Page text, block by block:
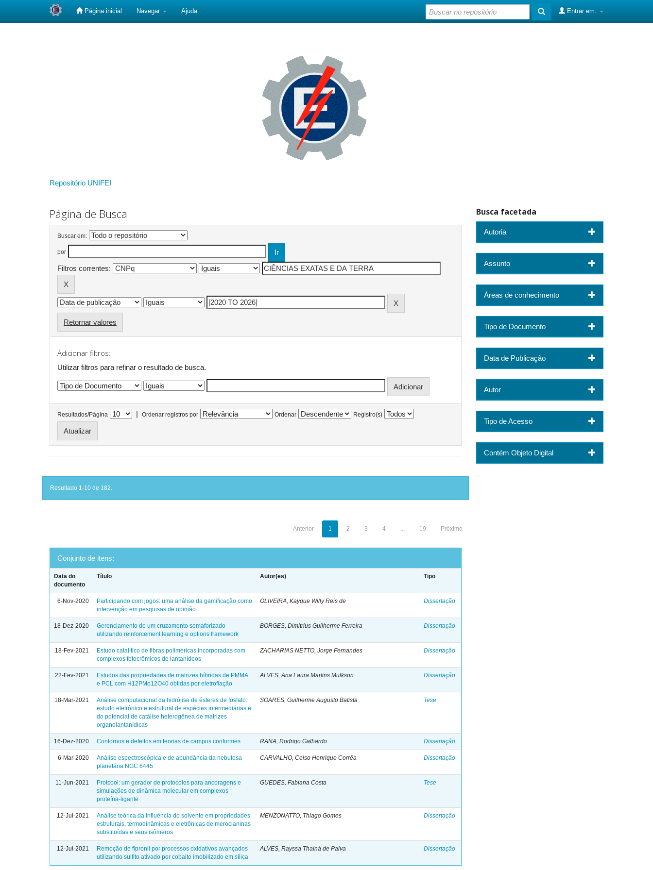
Página inicial Navegar Ajuda Entrar em:
Repositório UNIFEI
Página de Busca
Buscar em:
por
Filtros correntes:
Retornar valores
Adicionar filtros:
Utilizar filtros para refinar o resultado de busca.
Resultados/Página | Ordenar registros por Ordenar Registro(s)
Resultado 1-10 de 182.
Anterior 1 2 3 4 ... 19 Próximo
Conjunto de itens:
Data do
documento
Título Autor(es) Tipo
6-Nov-2020
Participando com jogos: uma análise da gamificação como
intervenção em pesquisas de opinião
OLIVEIRA, Kayque Willy Reis de Dissertação
18-Dez-2020
Gerenciamento de um cruzamento semaforizado
utilizando reinforcement learning e options framework
BORGES, Dimitrius Guilherme Ferreira Dissertação
18-Fev-2021
Estudo catalítico de fibras poliméricas incorporadas com
complexos fotocrômicos de lantanídeos
ZACHARIAS NETTO, Jorge Fernandes Dissertação
22-Fev-2021
Estudos das propriedades de matrizes híbridas de PMMA
e PCL com H12PMo12O40 obtidas por eletrofiação
ALVES, Ana Laura Martins Mulkson Dissertação
18-Mar-2021
Análise computacional da hidrólise de ésteres de fosfato:
estudo eletrônico e estrutural de espécies intermediárias e
do potencial de catálise heterogênea de matrizes
organolantanídicas
SOARES, Guilherme Augusto Batista Tese
16-Dez-2020 Contornos e defeitos em teorias de campos conformes RANA, Rodrigo Galhardo Dissertação
6-Mar-2020
Análise espectroscópica e de abundância da nebulosa
planetária NGC 6445
CARVALHO, Celso Henrique Corrêa Dissertação
11-Jun-2021
Protcool: um gerador de protocolos para ancoragens e
simulações de dinâmica molecular em complexos
proteína-ligante
GUEDES, Fabiana Costa Tese
12-Jul-2021
Análise teórica da influência do solvente em propriedades
estruturais, termodinâmicas e eletrônicas de merocianinas
substituídas e seus isômeros
MENZONATTO, Thiago Gomes Dissertação
12-Jul-2021
Remoção de fipronil por processos oxidativos avançados
utilizando sulfito ativado por cobalto imobilizado em sílica
ALVES, Rayssa Thainá de Paiva Dissertação
Busca facetada
Autoria
Assunto
Áreas de conhecimento
Tipo de Documento
Data de Publicação
Autor
Tipo de Acesso
Contém Objeto Digital